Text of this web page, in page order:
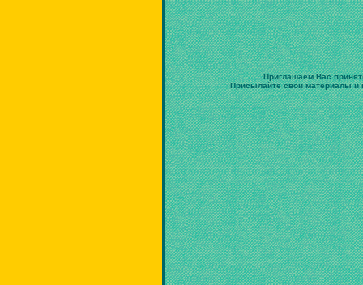
Приглашаем Вас
Присылайте свои материалы и